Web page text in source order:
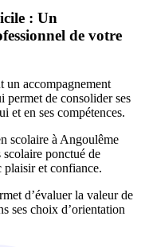
: Un
de votre
un accompagnement
permet de consolider ses
et en ses compétences.
scolaire à Angoulême
ponctué de
plaisir et confiance.
d’évaluer la valeur de
ses choix d’orientation